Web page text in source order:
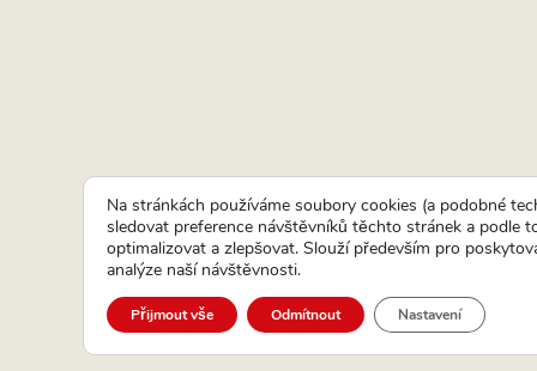
Na stránkách používáme soubory cookies (a podobné
sledovat preference návštěvníků těchto stránek a podle
optimalizovat a zlepšovat. Slouží především pro
analýze naší návštěvnosti.
Přijmout vše Odmítnout Nastavení